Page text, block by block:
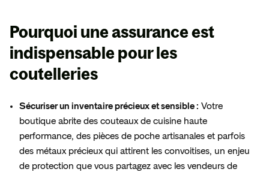
Pourquoi uneassurance est
indispensablepour les
coutelleries
Sécuriser un inventaire précieux et sensible : Votre
boutique abrite des couteaux de cuisine haute
performance, des pièces de poche artisanales et parfois
des métaux précieux qui attirent les convoitises, un enjeu
de protection que vous partagez avec les vendeurs de